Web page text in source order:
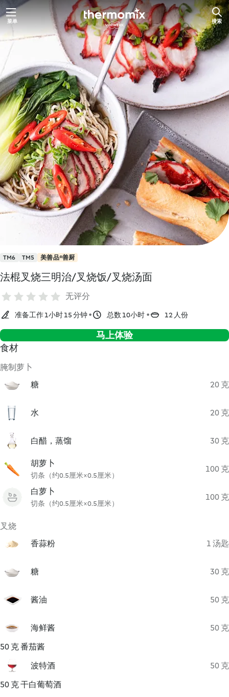
跳
至
内
菜单 搜索
TM6 TM5 美善品®善厨
法棍叉烧三明治/叉烧饭/叉烧汤面
无评分
准备工作 1小时 15 分钟 总数 10小时 12 人份
马上体验
食材
腌制萝卜
糖
20 克
水 20 克
白醋，蒸馏 30 克
胡萝卜
切条（约0.5厘米×0.5厘米）
100 克
白萝卜
切条（约0.5厘米×0.5厘米）
100 克
叉烧
香蒜粉
1 汤匙
糖 30 克
酱油 50 克
海鲜酱
50 克
50 克 番茄酱
波特酒
50 克
50 克 干白葡萄酒